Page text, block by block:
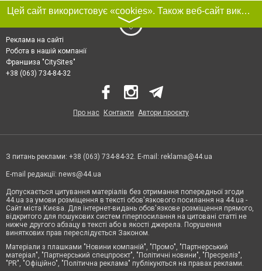
Цей сайт використовує «cookies». Також веб-сайт використовує інтернет-сервіс для збору технічних даних стосовно відвідувачів з метою отримання маркетингової та статистичної інформації. Умови обробки даних відвідувачів сайту див.
〉
Реклама на сайті
Робота в нашій компанії
Франшиза "CitySites"
+38 (063) 734-84-32
Про нас Контакти Автори проєкту
З питань реклами: +38 (063) 734-84-32. E-mail: reklama@44.ua
E-mail редакції: news@44.ua
Допускається цитування матеріалів без отримання попередньої згоди
44.ua за умови розміщення в тексті обов'язкового посилання на 44.ua -
Сайт міста Києва. Для інтернет-видань обов'язкове розміщення прямого,
відкритого для пошукових систем гіперпосилання на цитовані статті не
нижче другого абзацу в тексті або в якості джерела. Порушення
виняткових прав переслідується Законом.
Матеріали з плашками "Новини компаній", "Промо", "Партнерський
матеріал", "Партнерський спецпроєкт", "Політичні новини", "Пресреліз",
"PR", "Офіційно", "Політична реклама" публікуються на правах реклами.